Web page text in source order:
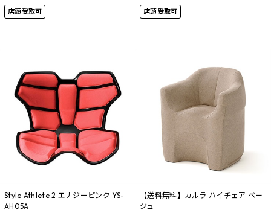
店頭受取可 店頭受取可
Style Athlete 2 エナジーピンク YS-
AH05A
【送料無料】カルラ ハイチェア ベー
ジュ